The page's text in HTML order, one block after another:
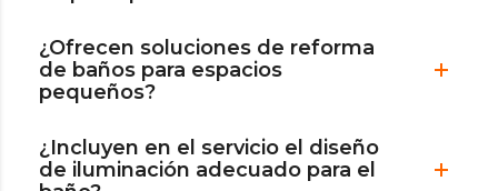
¿Ofrecen soluciones de reforma
de baños para espacios
pequeños?
¿Incluyen en el servicio el diseño
de iluminación adecuado para el